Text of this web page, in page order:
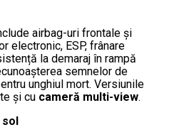
airbag-uri frontale și
electronic, ESP, frânare
la demaraj în rampă
semnelor de
unghiul mort. Versiunile
și cu cameră multi-view.
sol